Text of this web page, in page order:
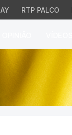
RTP PALCO